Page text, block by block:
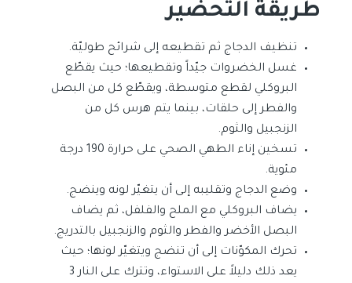
طريقة التحضير
تنظيف الدجاج ثم تقطيعه إلى شرائح طوليّة.
غسل الخضروات جيّداً وتقطيعها؛ حيث يقطّع
البروكلي لقطع متوسطة، ويقطّع كل من البصل
والفطر إلى حلقات، بينما يتم هرس كل من
الزنجبيل والثوم.
تسخين إناء الطهي الصحي على حرارة 190 درجة
مئوية.
وضع الدجاج وتقليبه إلى أن يتغيّر لونه وينضج.
يضاف البروكلي مع الملح والفلفل، ثم يضاف
البصل الأخضر والفطر والثوم والزنجبيل بالتدريج.
تحرك المكوّنات إلى أن تنضج ويتغيّر لونها؛ حيث
يعد ذلك دليلاً على الاستواء، وتترك على النار 3